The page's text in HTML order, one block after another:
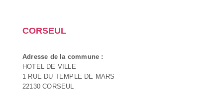
CORSEUL
Adresse de la commune :
HOTEL DE VILLE
1 RUE DU TEMPLE DE MARS
22130 CORSEUL